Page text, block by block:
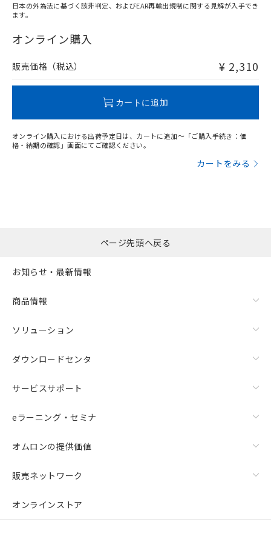
在庫等で未対応品が混在する可能性があります。
問い合わせください。
日本の外為法に基づく該非判定、およびEAR再輸出規制に関する見解が入手でき
ます。
オンライン購入
販売価格（税込） ¥ 2,310
カートに追加
オンライン購入における出荷予定日は、カートに追加～「ご購入手続き：価
格・納期の確認」画面にてご確認ください。
カートをみる
ページ先頭へ戻る
お知らせ・最新情報
商品情報
ソリューション
ダウンロードセンタ
サービスサポート
eラーニング・セミナ
オムロンの提供価値
販売ネットワーク
オンラインストア